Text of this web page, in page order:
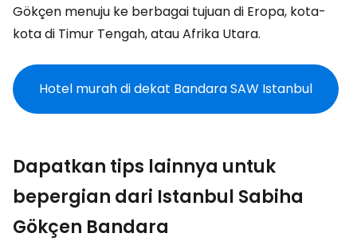
Gökçen menuju ke berbagai tujuan di Eropa, kota-
kota di Timur Tengah, atau Afrika Utara.
Hotel murah di dekat Bandara SAW Istanbul
Dapatkan tips lainnya untuk
bepergian dari Istanbul Sabiha
Gökçen Bandara